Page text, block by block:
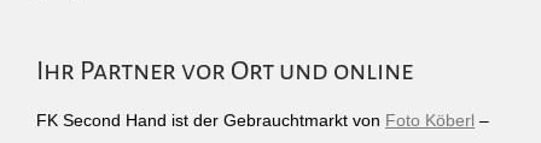
Ihr Partner vor Ort und online
FK Second Hand ist der Gebrauchtmarkt von Foto Köberl –